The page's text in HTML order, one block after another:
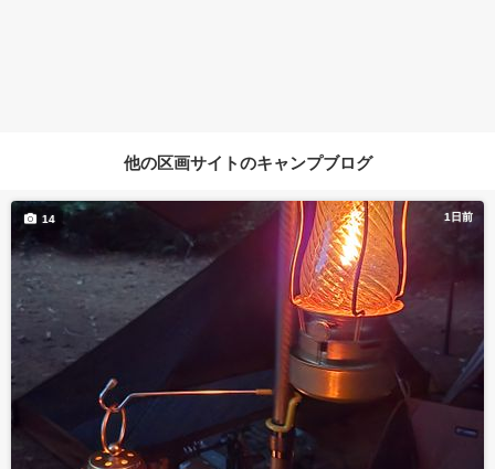
他の区画サイトのキャンプブログ
1日前
14